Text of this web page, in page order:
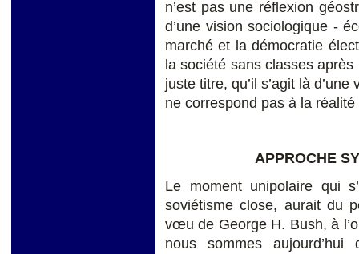
n’est pas une réflexion
d’une vision sociologique -
marché et la démocratie
la société sans classes
juste titre, qu’il s’agit là
ne correspond pas à la
APPROCHE
Le moment unipolaire qui
soviétisme close, aurait du
vœu de George H. Bush, à
nous sommes